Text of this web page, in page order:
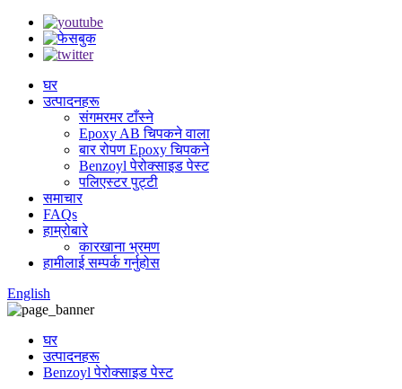
घर
उत्पादनहरू
संगमरमर टाँस्ने
Epoxy AB चिपकने वाला
बार रोपण Epoxy चिपकने
Benzoyl पेरोक्साइड पेस्ट
पलिएस्टर पुट्टी
समाचार
FAQs
हाम्रोबारे
कारखाना भ्रमण
हामीलाई सम्पर्क गर्नुहोस
English
घर
उत्पादनहरू
Benzoyl पेरोक्साइड पेस्ट